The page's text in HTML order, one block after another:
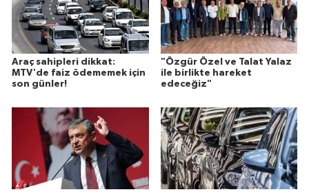
Araç sahipleri dikkat:
MTV'de faiz ödememek için
son günler!
"Özgür Özel ve Talat Yalaz
ile birlikte hareket
edeceğiz"